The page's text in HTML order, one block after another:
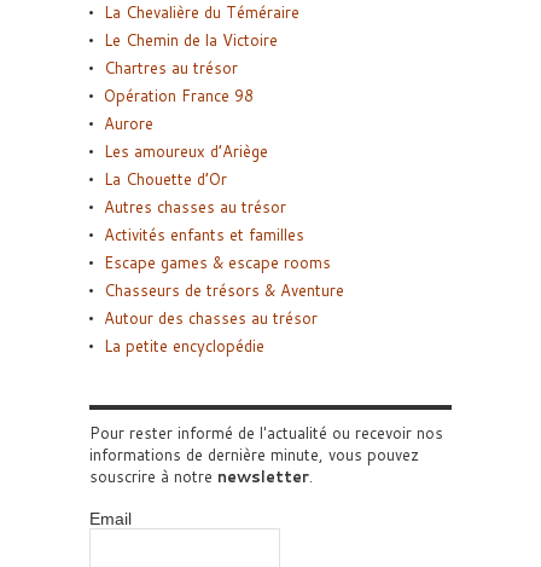
La Chevalière du Téméraire
Le Chemin de la Victoire
Chartres au trésor
Opération France 98
Aurore
Les amoureux d’Ariège
La Chouette d’Or
Autres chasses au trésor
Activités enfants et familles
Escape games & escape rooms
Chasseurs de trésors & Aventure
Autour des chasses au trésor
La petite encyclopédie
Pour rester informé de l'actualité ou recevoir nos
informations de dernière minute, vous pouvez
souscrire à notre newsletter.
Email